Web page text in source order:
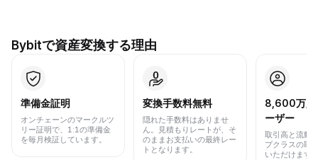
Bybitで資産変換する理由
準備金証明
オンチェーンのマークルツ
リー証明で、1:1の準備金
を毎月検証しています。
変換手数料無料
隠れた手数料はありませ
ん。見積もりレートが、そ
のままお支払いの最終レー
トとなります。
8,600万人
ーザー
取引高と流動
プクラスの取
いただけます